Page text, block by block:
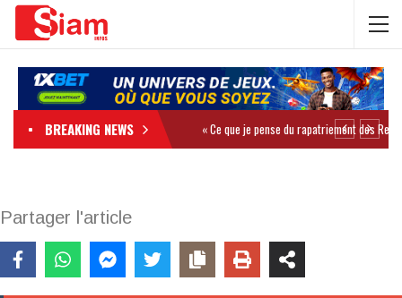
BREAKING NEWS
Partager l'article